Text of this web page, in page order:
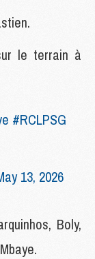
le terrain à
#RCLPSG
13, 2026
Boly,